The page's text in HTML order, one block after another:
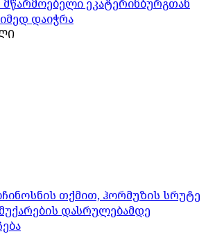
ეკატერინბურგთან
დაიჭრა
თქმით, ჰორმუზის სრუტე
დასრულებამდე